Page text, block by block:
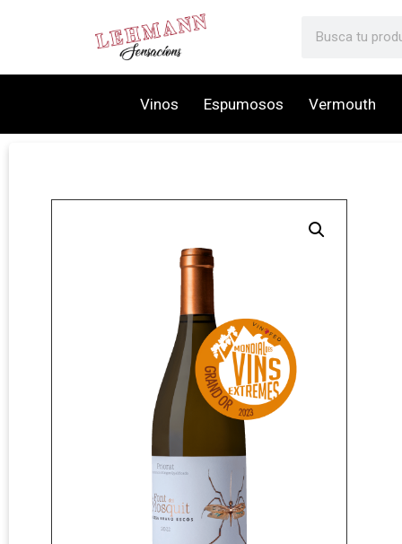
Vinos Espumosos Vermouth